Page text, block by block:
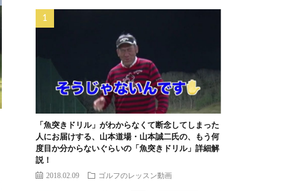
「魚突きドリル」がわからなくて断念してしまった
人にお届けする、山本道場・山本誠二氏の、もう何
度目か分からないぐらいの「魚突きドリル」詳細解
説！
2018.02.09 ゴルフのレッスン動画